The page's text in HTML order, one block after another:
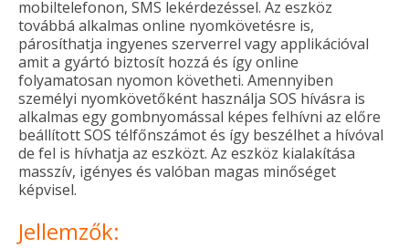
mobiltelefonon, SMS lekérdezéssel. Az eszköz
továbbá alkalmas online nyomkövetésre is,
párosíthatja ingyenes szerverrel vagy applikációval
amit a gyártó biztosít hozzá és így online
folyamatosan nyomon követheti. Amennyiben
személyi nyomkövetőként használja SOS hívásra is
alkalmas egy gombnyomással képes felhívni az előre
beállított SOS télfőnszámot és így beszélhet a hívóval
de fel is hívhatja az eszközt. Az eszköz kialakítása
masszív, igényes és valóban magas minőséget
képvisel.
Jellemzők: